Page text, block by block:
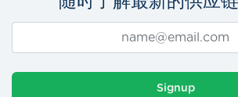
Signup